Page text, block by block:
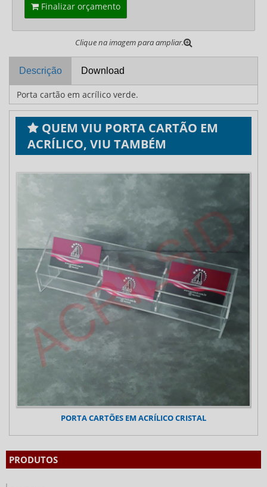
Finalizar orçamento
Clique na imagem para ampliar.
Descrição Download
Porta cartão em acrílico verde.
QUEM VIU PORTA CARTÃO EM
ACRÍLICO, VIU TAMBÉM
PORTA CARTÕES EM ACRÍLICO CRISTAL
PRODUTOS